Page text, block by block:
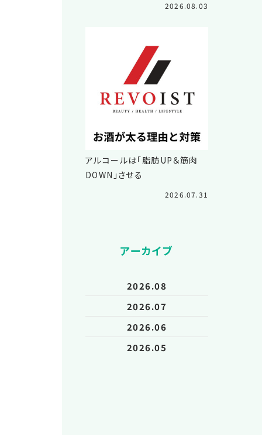
2026.08.03
アルコールは「脂肪UP＆筋肉
DOWN」させる
2026.07.31
アーカイブ
2026.08
2026.07
2026.06
2026.05